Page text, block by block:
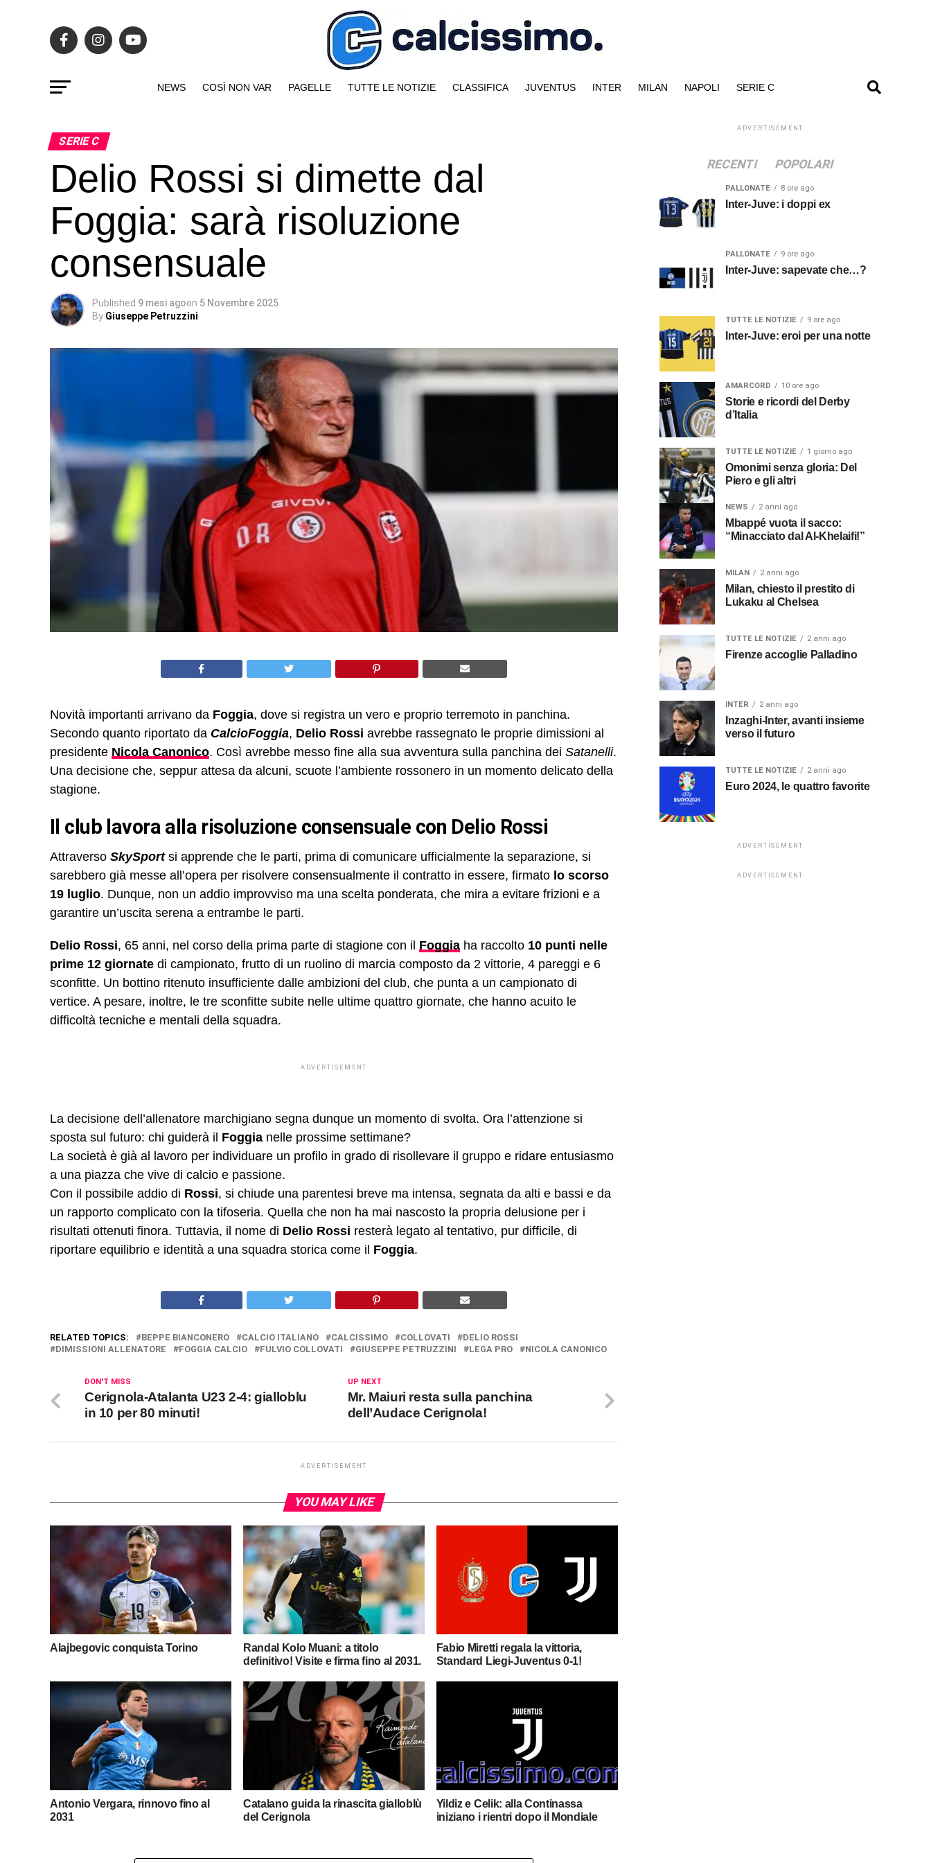
NEWS COSÌ NON VAR PAGELLE TUTTE LE NOTIZIE CLASSIFICA JUVENTUS INTER MILAN NAPOLI SERIE C
SERIE C
Delio Rossi si dimette dal
Foggia: sarà risoluzione
consensuale
Published 9 mesi agoon 5 Novembre 2025
By Giuseppe Petruzzini
Novità importanti arrivano da Foggia, dove si registra un vero e proprio terremoto in panchina.
Secondo quanto riportato da CalcioFoggia, Delio Rossi avrebbe rassegnato le proprie dimissioni al
presidente Nicola Canonico. Così avrebbe messo fine alla sua avventura sulla panchina dei Satanelli.
Una decisione che, seppur attesa da alcuni, scuote l’ambiente rossonero in un momento delicato della
stagione.
Il club lavora alla risoluzione consensuale con Delio Rossi
Attraverso SkySportsi apprende che le parti, prima di comunicare ufficialmente la separazione, si
sarebbero già messe all’opera per risolvere consensualmente il contratto in essere, firmato lo scorso
19 luglio. Dunque, non un addio improvviso ma una scelta ponderata, che mira a evitare frizioni e a
garantire un’uscita serena a entrambe le parti.
Delio Rossi, 65 anni, nel corso della prima parte di stagione con il Foggia ha raccolto 10 punti nelle
prime 12 giornate di campionato, frutto di un ruolino di marcia composto da 2 vittorie, 4 pareggi e 6
sconfitte. Un bottino ritenuto insufficiente dalle ambizioni del club, che punta a un campionato di
vertice. A pesare, inoltre, le tre sconfitte subite nelle ultime quattro giornate, che hanno acuito le
difficoltà tecniche e mentali della squadra.
ADVERTISEMENT
La decisione dell’allenatore marchigiano segna dunque un momento di svolta. Ora l’attenzione si
sposta sul futuro: chi guiderà il Foggia nelle prossime settimane?
La società è già al lavoro per individuare un profilo in grado di risollevare il gruppo e ridare entusiasmo
a una piazza che vive di calcio e passione.
Con il possibile addio di Rossi, si chiude una parentesi breve ma intensa, segnata da alti e bassi e da
un rapporto complicato con la tifoseria. Quella che non ha mai nascosto la propria delusione per i
risultati ottenuti finora. Tuttavia, il nome di Delio Rossi resterà legato al tentativo, pur difficile, di
riportare equilibrio e identità a una squadra storica come il Foggia.
RELATED TOPICS: BEPPE BIANCONERO CALCIO ITALIANO CALCISSIMO COLLOVATI
DELIO ROSSI
DIMISSIONI ALLENATORE
FOGGIA CALCIO FULVIO COLLOVATI GIUSEPPE PETRUZZINI LEGA PRO NICOLA CANONICO
UP NEXT
Mr. Maiuri resta sulla panchina
dell’Audace Cerignola!
DON'T MISS
Cerignola-Atalanta U23 2-4: gialloblu
in 10 per 80 minuti!
ADVERTISEMENT
YOU MAY LIKE
Alajbegovic conquista Torino
Randal Kolo Muani: a titolo
definitivo! Visite e firma fino al 2031.
Fabio Miretti regala la vittoria,
Standard Liegi-Juventus 0-1!
Antonio Vergara, rinnovo fino al
2031
Catalano guida la rinascita gialloblù
del Cerignola
Yildiz e Celik: alla Continassa
iniziano i rientri dopo il Mondiale
ADVERTISEMENT
RECENTI POPOLARI
PALLONATE 8 ore ago
Inter-Juve: i doppi ex
PALLONATE 9 ore ago
Inter-Juve: sapevate che…?
TUTTE LE NOTIZIE 9 ore ago
Inter-Juve: eroi per una notte
AMARCORD 10 ore ago
Storie e ricordi del Derby
d’Italia
TUTTE LE NOTIZIE 1 giorno ago
Omonimi senza gloria: Del
Piero e gli altri
NEWS 2 anni ago
Mbappé vuota il sacco:
“Minacciato dal Al-Khelaifi!”
MILAN 2 anni ago
Milan, chiesto il prestito di
Lukaku al Chelsea
TUTTE LE NOTIZIE 2 anni ago
Firenze accoglie Palladino
INTER 2 anni ago
Inzaghi-Inter, avanti insieme
verso il futuro
TUTTE LE NOTIZIE 2 anni ago
Euro 2024, le quattro favorite
ADVERTISEMENT
ADVERTISEMENT